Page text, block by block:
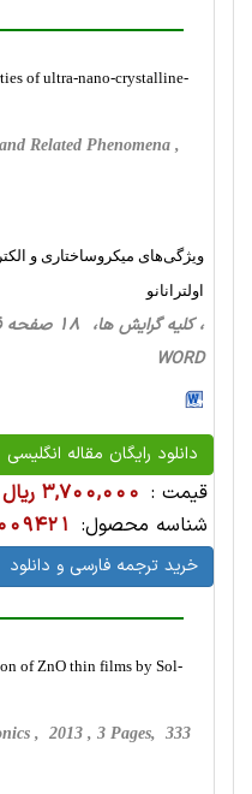
of ultra-nano-crystalline-
Related Phenomena ,
ویژگی‌های میکروساختاری و
اولترانانو
WORD
دانلود رایگان مقاله انگلیسی
قیمت : 3,700,000 ریال
شناسه محصول:
خرید ترجمه فارسی و دانلود
of ZnO thin films by Sol-
, 2013 , 3 Pages, 333